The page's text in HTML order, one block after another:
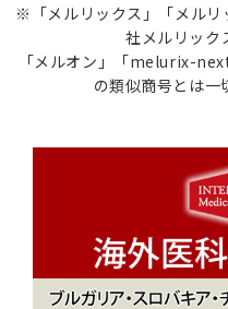
※「メルリックス」「メル
社メルリック
「メルオン」「melurix-
の類似商号とは一